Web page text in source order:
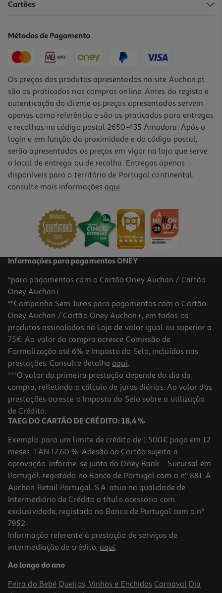
22,90 € PVP de editor
-10%
Livro Horion 5 De: Aienkei & Enaibi
PVP de editor
-10%
Livro Horion 1 De Aienkei & Enaibi
8.91 €/un
9,90 € PVP de editor
8,91 €
-10%
Livro Horion 2 De Aienkei & Enaibi
8.91 €/un
PVP de editor
8,91 €
Cartões
Métodos de Pagamento
Os preços dos produtos apresentados no site Auchan.pt
são os praticados nas compras online. Antes do registo e
autenticação do cliente os preços apresentados servem
apenas como referência e são os praticados para entregas
e recolhas no código postal 2650-435 Amadora. Após o
login e em função da proximidade e do código postal,
serão apresentados os preços em vigor na loja que serve
o local de entrega ou de recolha. Entregas apenas
disponíveis para o território de Portugal continental,
consulte mais informações aqui.
Informações para pagamentos ONEY
*para pagamentos com o Cartão Oney Auchan / Cartão
Oney Auchan+.
**Campanha Sem Juros para pagamentos com o Cartão
Oney Auchan / Cartão Oney Auchan+, em todos os
produtos assinalados na Loja de valor igual ou superior a
75€. Ao valor da compra acresce Comissão de
Formalização até 6% e Imposto do Selo, incluídos nas
prestações. Consulte detalhe aqui.
***O valor da primeira prestação depende do dia da
compra, refletindo o cálculo de juros diários. Ao valor das
prestações acresce o Imposto do Selo sobre a utilização
de Crédito.
TAEG DO CARTÃO DE CRÉDITO: 18,4 %
Exemplo para um limite de crédito de 1.500€ pago em 12
meses. TAN 17,60 %. Adesão ao Cartão sujeita a
aprovação. Informe-se junto do Oney Bank – Sucursal em
Portugal, registado no Banco de Portugal com o nº 881. A
Auchan Retail Portugal, S.A. atua na qualidade de
Intermediário de Crédito a título acessório com
exclusividade, registado no Banco de Portugal com o nº
7952.
Informação referente à prestação de serviços de
intermediação de crédito, aqui.
Ao longo do ano
Feira do Bebé Queijos, Vinhos e Enchidos Carnaval Dia